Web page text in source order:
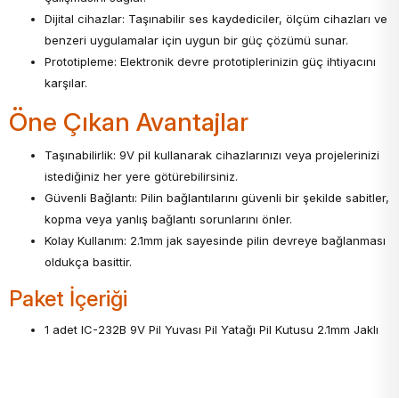
Dijital cihazlar: Taşınabilir ses kaydediciler, ölçüm cihazları ve
benzeri uygulamalar için uygun bir güç çözümü sunar.
Prototipleme: Elektronik devre prototiplerinizin güç ihtiyacını
karşılar.
Öne Çıkan Avantajlar
Taşınabilirlik: 9V pil kullanarak cihazlarınızı veya projelerinizi
istediğiniz her yere götürebilirsiniz.
Güvenli Bağlantı: Pilin bağlantılarını güvenli bir şekilde sabitler,
kopma veya yanlış bağlantı sorunlarını önler.
Kolay Kullanım: 2.1mm jak sayesinde pilin devreye bağlanması
oldukça basittir.
Paket İçeriği
1 adet IC-232B 9V Pil Yuvası Pil Yatağı Pil Kutusu 2.1mm Jaklı